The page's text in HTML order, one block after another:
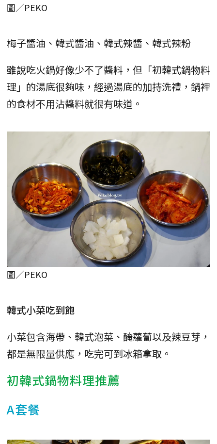
圖／PEKO
梅子醬油、韓式醬油、韓式辣醬、韓式辣粉
雖說吃火鍋好像少不了醬料，但「初韓式鍋物料
理」的湯底很夠味，經過湯底的加持洗禮，鍋裡
的食材不用沾醬料就很有味道。
圖／PEKO
韓式小菜吃到飽
小菜包含海帶、韓式泡菜、醃蘿蔔以及辣豆芽，
都是無限量供應，吃完可到冰箱拿取。
初韓式鍋物料理推薦
A套餐